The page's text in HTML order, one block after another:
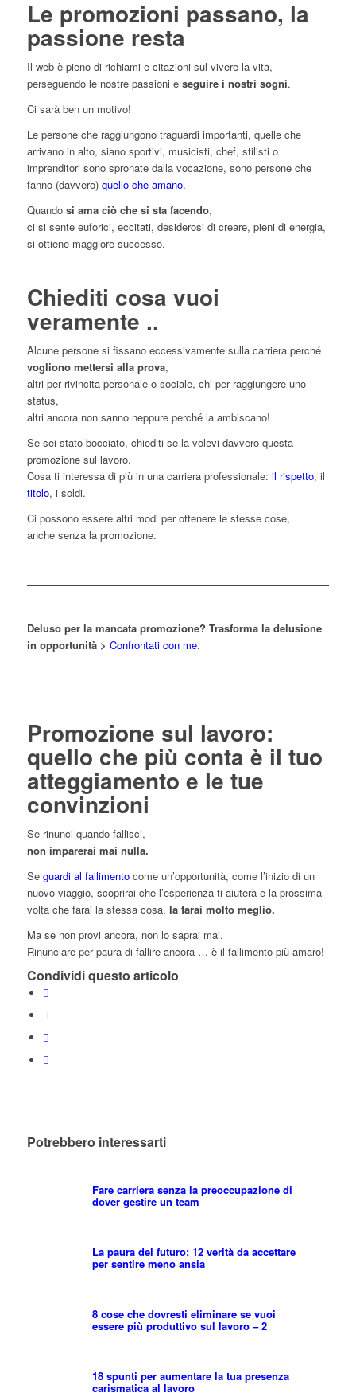
Le promozioni passano, la
passione resta
Il web è pieno di richiami e citazioni sul vivere la vita,
perseguendo le nostre passioni eseguire i nostri sogni.
Ci sarà ben un motivo!
Le persone che raggiungono traguardi importanti, quelle che
arrivano in alto, siano sportivi, musicisti, chef, stilisti o
imprenditori sono spronate dalla vocazione, sono persone che
fanno (davvero) quello che amano.
Quando si ama ciò che si sta facendo,
ci si sente euforici, eccitati, desiderosi di creare, pieni di energia,
si ottiene maggiore successo.
Chiediti cosa vuoi
veramente ..
Alcune persone si fissano eccessivamente sulla carriera perché
vogliono mettersi alla prova,
altri per rivincita personale o sociale, chi per raggiungere uno
status,
altri ancora non sanno neppure perché la ambiscano!
Se sei stato bocciato, chiediti se la volevi davvero questa
promozione sul lavoro.
Cosa ti interessa di più in una carriera professionale: il rispetto, il
titolo, i soldi.
Ci possono essere altri modi per ottenere le stesse cose,
anche senza la promozione.
Deluso per la mancata promozione? Trasforma la delusione
in opportunità > Confrontati con me.
Promozione sul lavoro:
quello che più conta è il tuo
atteggiamento e le tue
convinzioni
Se rinunci quando fallisci,
non imparerai mai nulla.
Se guardi al fallimentocome un’opportunità, come l’inizio di un
nuovo viaggio, scoprirai che l’esperienza ti aiuterà e la prossima
volta che farai la stessa cosa, la farai molto meglio.
Ma se non provi ancora, non lo saprai mai.
Rinunciare per paura di fallire ancora … è il fallimento più amaro!
Condividi questo articolo
Potrebbero interessarti
Fare carriera senza la preoccupazione di
dover gestire un team
La paura del futuro: 12 verità da accettare
per sentire meno ansia
8 cose che dovresti eliminare se vuoi
essere più produttivo sul lavoro – 2
18 spunti per aumentare la tua presenza
carismatica al lavoro